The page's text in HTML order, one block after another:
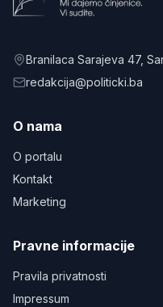
Branilaca Sarajeva 47,
redakcija@politicki.ba
O nama
O portalu
Kontakt
Marketing
Pravne informacije
Pravila privatnosti
Impressum